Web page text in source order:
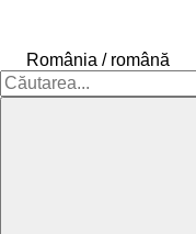
România / română